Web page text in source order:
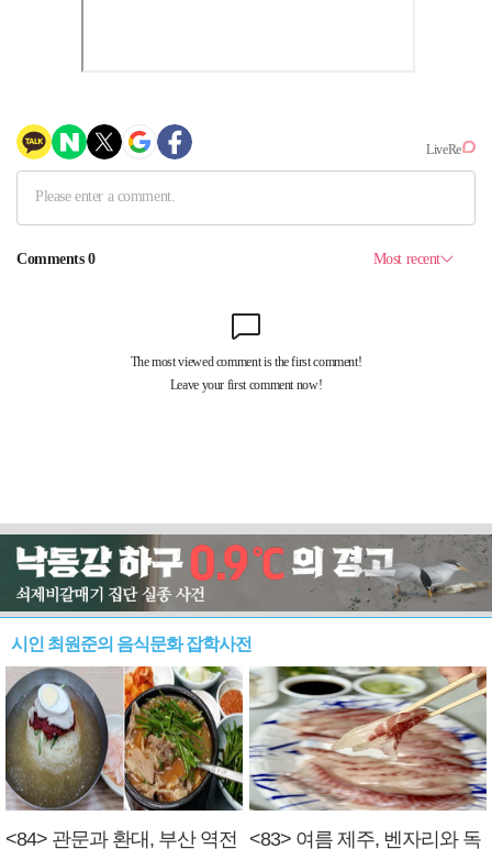
시인 최원준의 음식문화 잡학사전
<84> 관문과 환대, 부산 역전
<83> 여름 제주, 벤자리와 독